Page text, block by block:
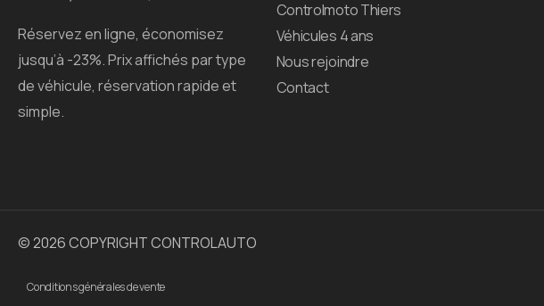
Réservez en ligne, économisez
jusqu’à -23%. Prix affichés par type
de véhicule, réservation rapide et
simple.
Controlmoto Thiers
Véhicules 4 ans
Nous rejoindre
Contact
© 2026 COPYRIGHT CONTROLAUTO
Conditions générales de vente